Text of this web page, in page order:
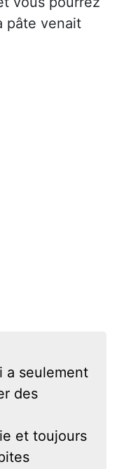
pâte venait
a seulement
des
et toujours